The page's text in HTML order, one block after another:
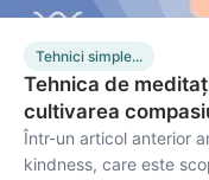
Tehnici simple...
Tehnica de
cultivarea
Într-un articol anterior
kindness, care este